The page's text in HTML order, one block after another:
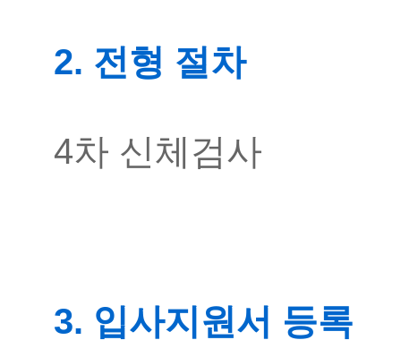
2. 전형 절차
4차 신체검사
3. 입사지원서 등록